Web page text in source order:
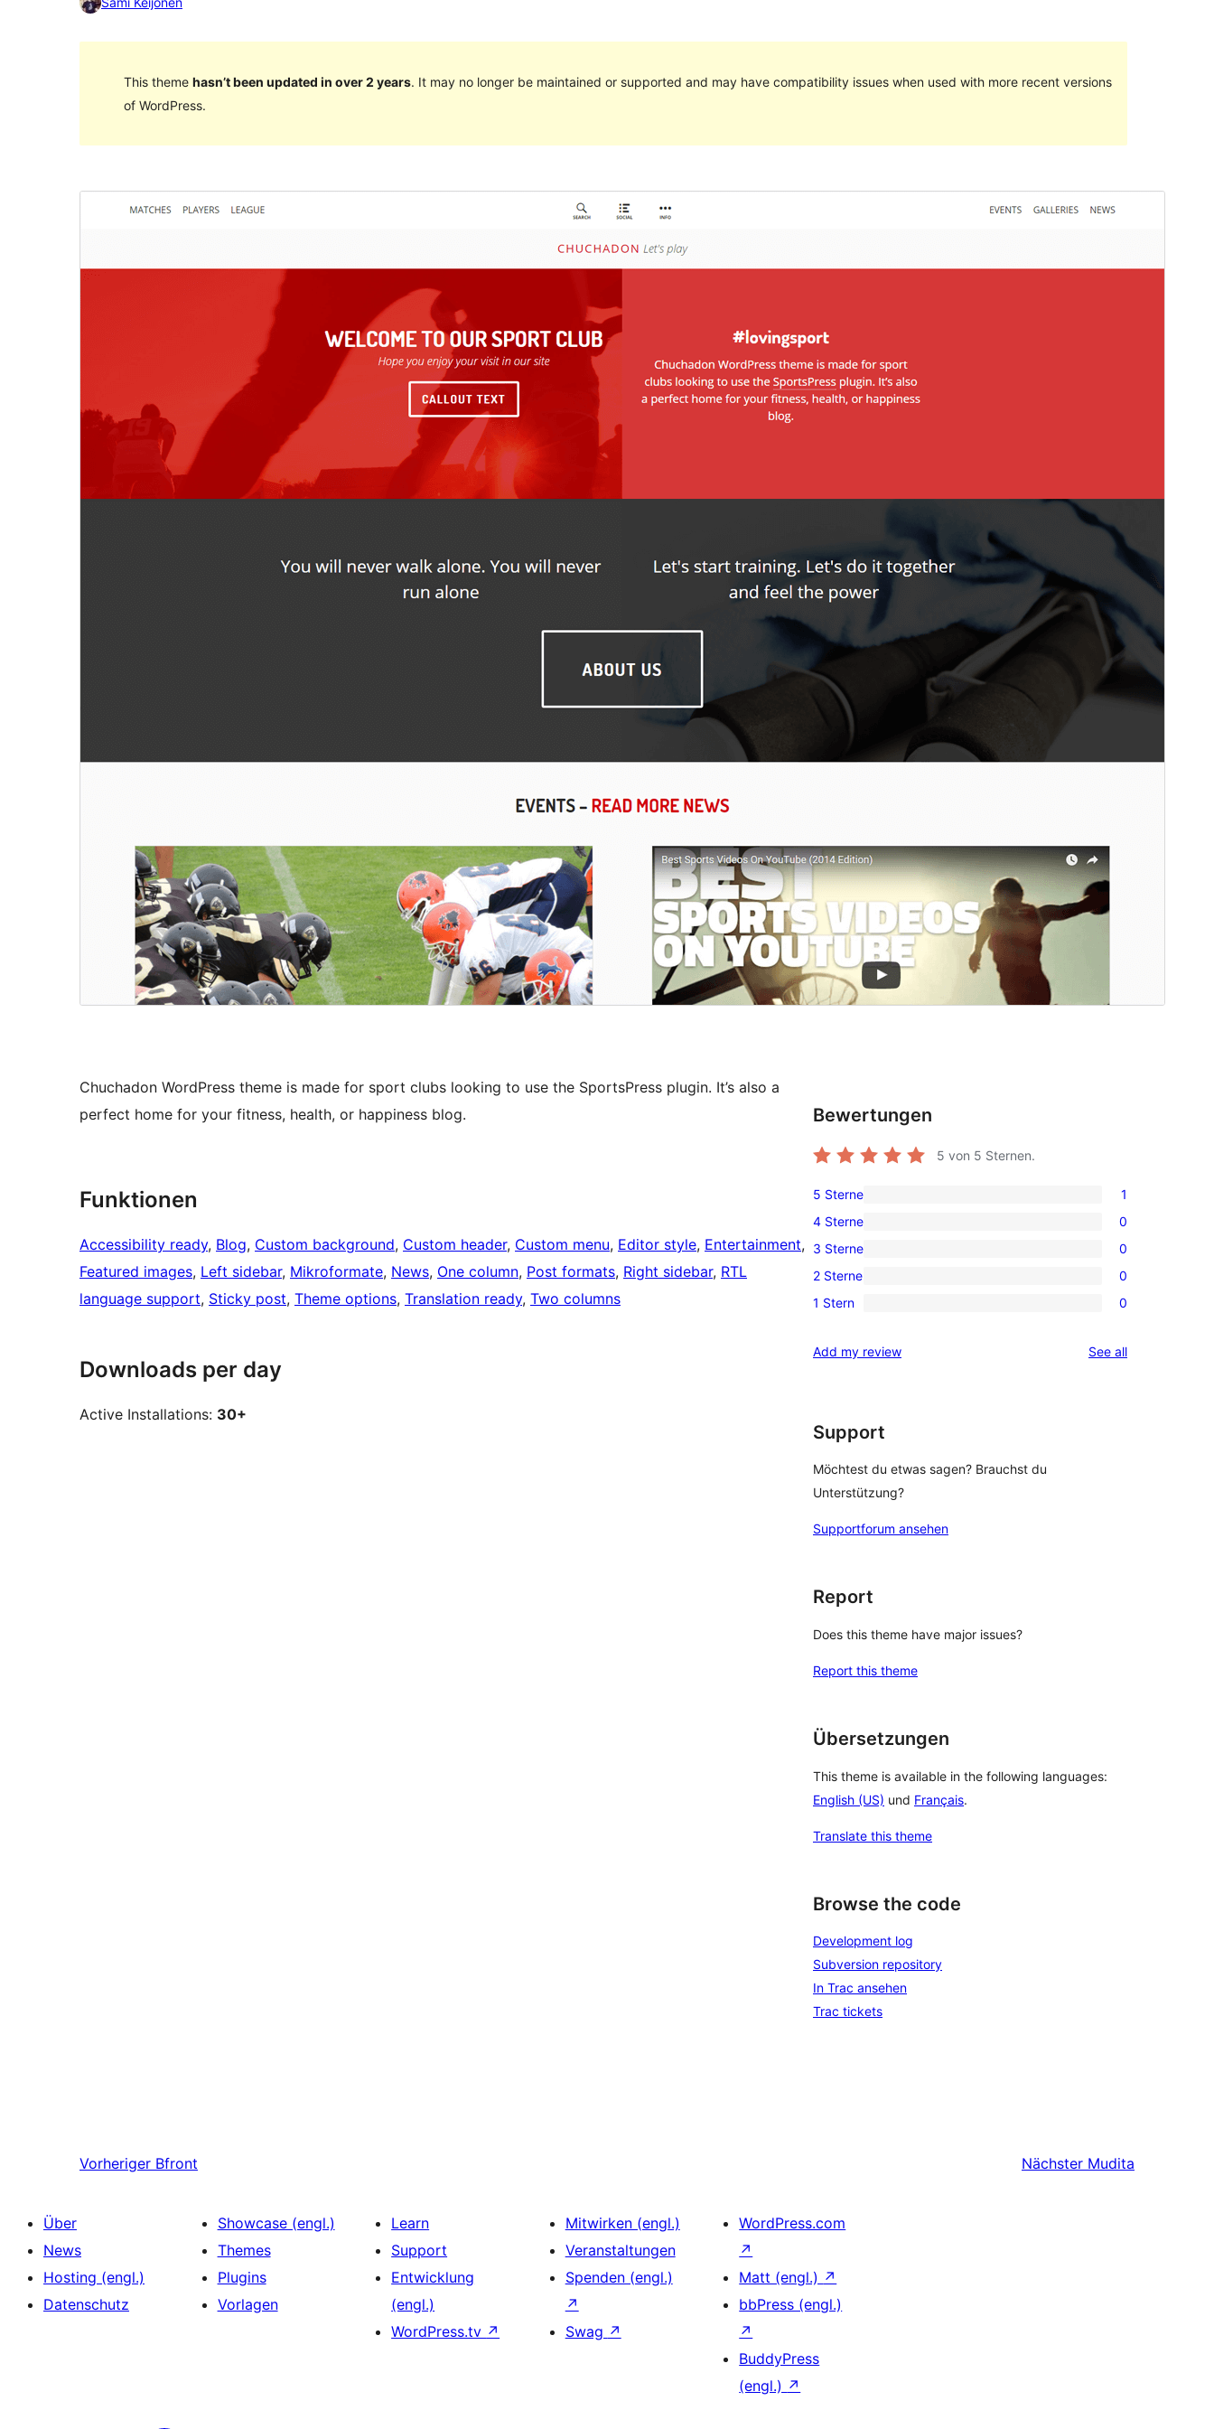
This theme hasn’t been updated in over 2 years. It may no longer be maintained or supported and may have compatibility issues when used with more recent versions
of WordPress.
Chuchadon WordPress theme is made for sport clubs looking to use the SportsPress plugin. It’s also a
perfect home for your fitness, health, or happiness blog.
Funktionen
Accessibility ready, Blog, Custom background, Custom header, Custom menu, Editor style, Entertainment
Featured images, Left sidebar, Mikroformate, News, One column, Post formats, Right sidebar, RTL
language support, Sticky post, Theme options, Translation ready, Two columns
Downloads per day
Active Installations: 30+
Bewertungen
5 von 5 Sternen.
1
5-
Sterne-
Rezension
5 Sterne 1
0
4-
Sterne-
Rezensionen
4 Sterne 0
0
3-
Sterne-
3 Sterne 0
0
2-
Rezensionen
2 Sterne 0
0
Sterne-
1 Stern 0
Add my review See allreviews
Support
Möchtest du etwas sagen? Brauchst du
Unterstützung?
Supportforum ansehen
Report
Does this theme have major issues?
Report this theme
Übersetzungen
This theme is available in the following languages:
English (US) und Français.
Translate this theme
Browse the code
Development log
Subversion repository
In Trac ansehen
Trac tickets
Vorheriger Bfront Nächster Mudita
Über
News
Hosting (engl.)
Datenschutz
Showcase (engl.)
Themes
Plugins
Vorlagen
Learn
Support
Entwicklung
(engl.)
WordPress.tv ↗
Mitwirken (engl.)
Veranstaltungen
Spenden (engl.)
↗
Swag ↗
WordPress.com
↗
Matt (engl.) ↗
bbPress (engl.)
↗
BuddyPress
(engl.) ↗